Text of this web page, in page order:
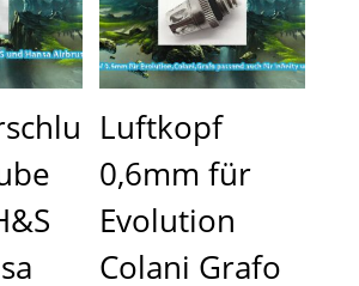
Luftkopf
0,6mm für
Evolution
Colani Grafo